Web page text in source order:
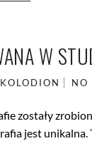
W
KOLODION NO
zostały
jest